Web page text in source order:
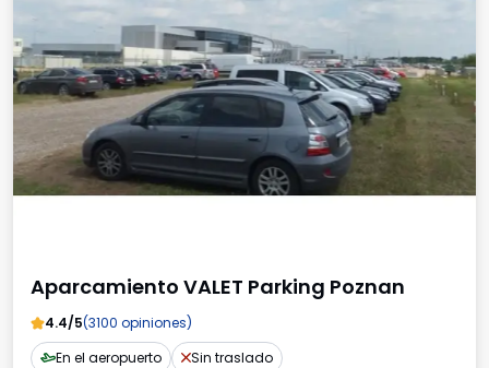
Aparcamiento VALET Parking Poznan
4.4/5(3100 opiniones)
En el aeropuerto
Sin traslado